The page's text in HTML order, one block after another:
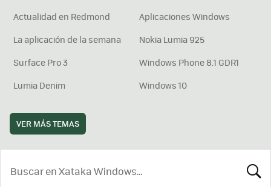
Actualidad en Redmond
Aplicaciones Windows
La aplicación de la semana
Nokia Lumia 925
Surface Pro 3
Windows Phone 8.1 GDR1
Lumia Denim
Windows 10
VER MÁS TEMAS